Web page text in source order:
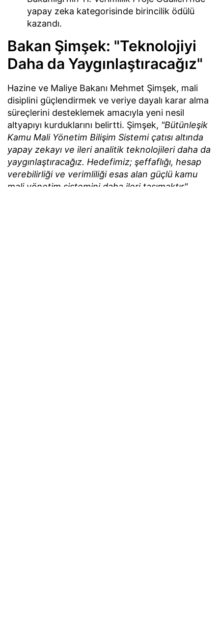
yapay zeka kategorisinde birincilik ödülü
kazandı.
Bakan Şimşek: "Teknolojiyi
Daha da Yaygınlaştıracağız"
Hazine ve Maliye Bakanı Mehmet Şimşek, mali
disiplini güçlendirmek ve veriye dayalı karar alma
süreçlerini desteklemek amacıyla yeni nesil
altyapıyı kurduklarını belirtti. Şimşek, "Bütünleşik
Kamu Mali Yönetim Bilişim Sistemi çatısı altında
yapay zekayı ve ileri analitik teknolojileri daha da
yaygınlaştıracağız. Hedefimiz; şeffaflığı, hesap
verebilirliği ve verimliliği esas alan güçlü kamu
mali yönetim sistemini daha ileri taşımaktır"